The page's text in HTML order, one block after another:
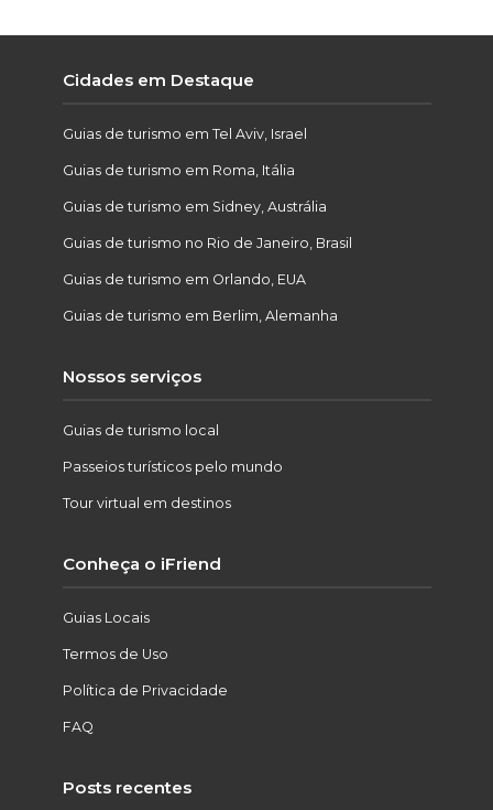
Cidades em Destaque
Guias de turismo em Tel Aviv, Israel
Guias de turismo em Roma, Itália
Guias de turismo em Sidney, Austrália
Guias de turismo no Rio de Janeiro, Brasil
Guias de turismo em Orlando, EUA
Guias de turismo em Berlim, Alemanha
Nossos serviços
Guias de turismo local
Passeios turísticos pelo mundo
Tour virtual em destinos
Conheça o iFriend
Guias Locais
Termos de Uso
Política de Privacidade
FAQ
Posts recentes